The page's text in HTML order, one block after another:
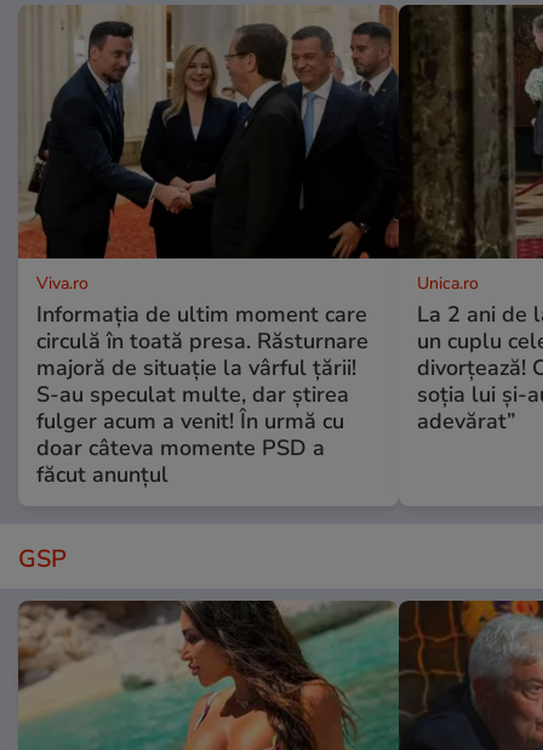
Viva.ro
Informația de ultim moment care
circulă în toată presa. Răsturnare
majoră de situație la vârful țării!
S-au speculat multe, dar știrea
fulger acum a venit! În urmă cu
doar câteva momente PSD a
făcut anunțul
Unica.ro
La 2 ani de
un cuplu
divorțează!
soția lui și-
adevărat”
GSP